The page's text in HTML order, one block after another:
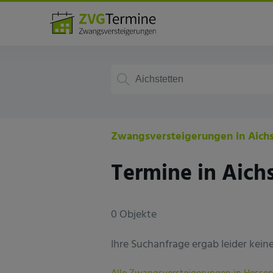
Deutschland
Zwangsversteigerungen in
Termine in
0 Objekte
Ihre Suchanfrage ergab leider